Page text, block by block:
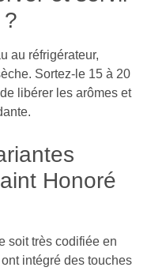
au réfrigérateur,
Sortez-le 15 à 20
libérer les arômes et
Honoré
soit très codifiée en
intégré des touches